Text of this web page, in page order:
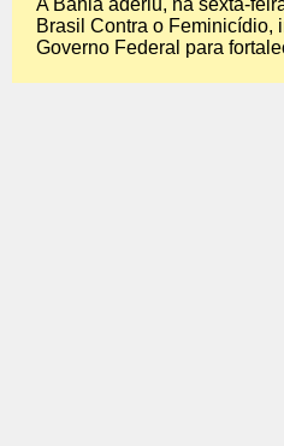
A Bahia aderiu, na sexta-
Brasil Contra o Feminicídio,
Governo Federal para